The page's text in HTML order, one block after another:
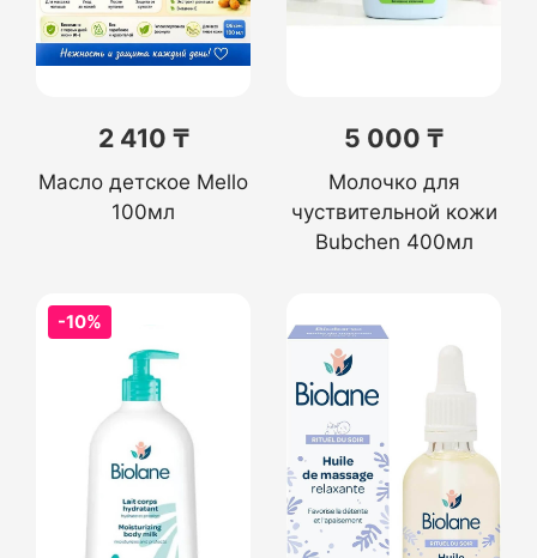
2 410 ₸
Масло детское Mello
100мл
5 000 ₸
Молочко для
чуствительной кожи
Bubchen 400мл
-10%